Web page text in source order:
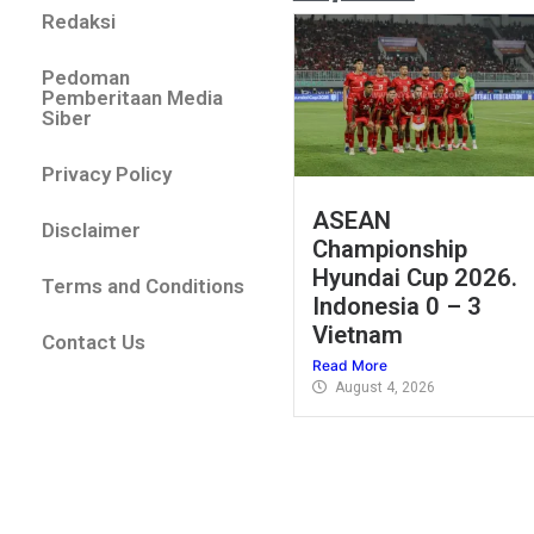
Redaksi
Pedoman
Pemberitaan Media
Siber
Privacy Policy
Disclaimer
Terms and Conditions
Contact Us
ASEAN
Championship
Hyundai Cup 2026.
Indonesia 0 – 3
Vietnam
Read More
August 4, 2026